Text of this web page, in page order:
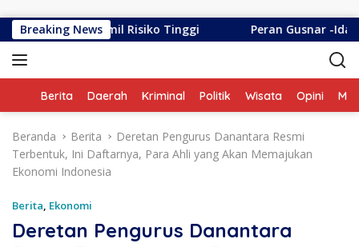
Breaking News
Ibu Hamil Risiko Tinggi Peran Gusnar -Idah
Home
Berita Daerah Kriminal Politik Wisata Opini
Beranda Berita
Deretan Pengurus Danantara Resmi
Terbentuk, Ini Daftarnya, Para Ahli yang Akan Memajukan
Ekonomi Indonesia
Berita, Ekonomi
Deretan Pengurus Danantara